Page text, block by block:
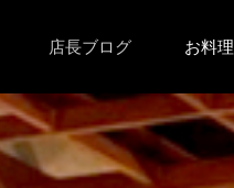
店長ブログ お料理